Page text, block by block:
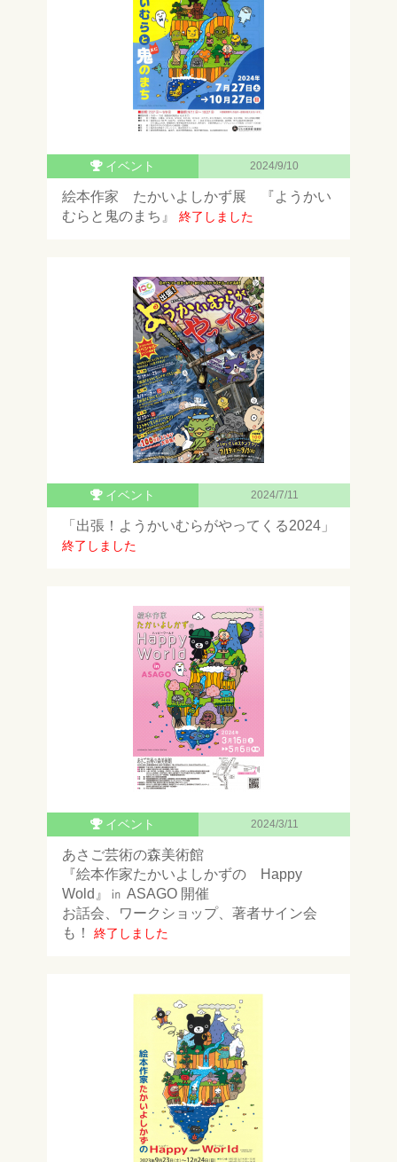
イベント 2024/9/10
絵本作家 たかいよしかず展 『ようかい
むらと鬼のまち』
終了しました
イベント 2024/7/11
「出張！ようかいむらがやってくる2024」
終了しました
イベント 2024/3/11
あさご芸術の森美術館
『絵本作家たかいよしかずの Happy
Wold』㏌ ASAGO 開催
お話会、ワークショップ、著者サイン会
も！
終了しました